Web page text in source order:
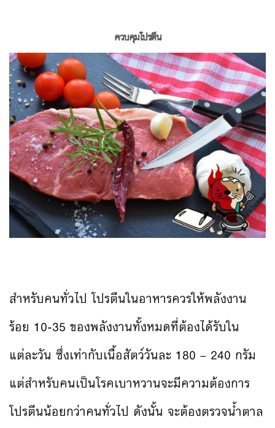
ควบคุมโปรตีน
สำหรับคนทั่วไป โปรตีนในอาหารควรให้พลังงาน
ร้อย 10-35 ของพลังงานทั้งหมดที่ต้องได้รับใน
แต่ละวัน ซึ่งเท่ากับเนื้อสัตว์วันละ 180 – 240 กรัม
แต่สำหรับคนเป็นโรคเบาหวานจะมีความต้องการ
โปรตีนน้อยกว่าคนทั่วไป ดังนั้น จะต้องตรวจน้ำตาล